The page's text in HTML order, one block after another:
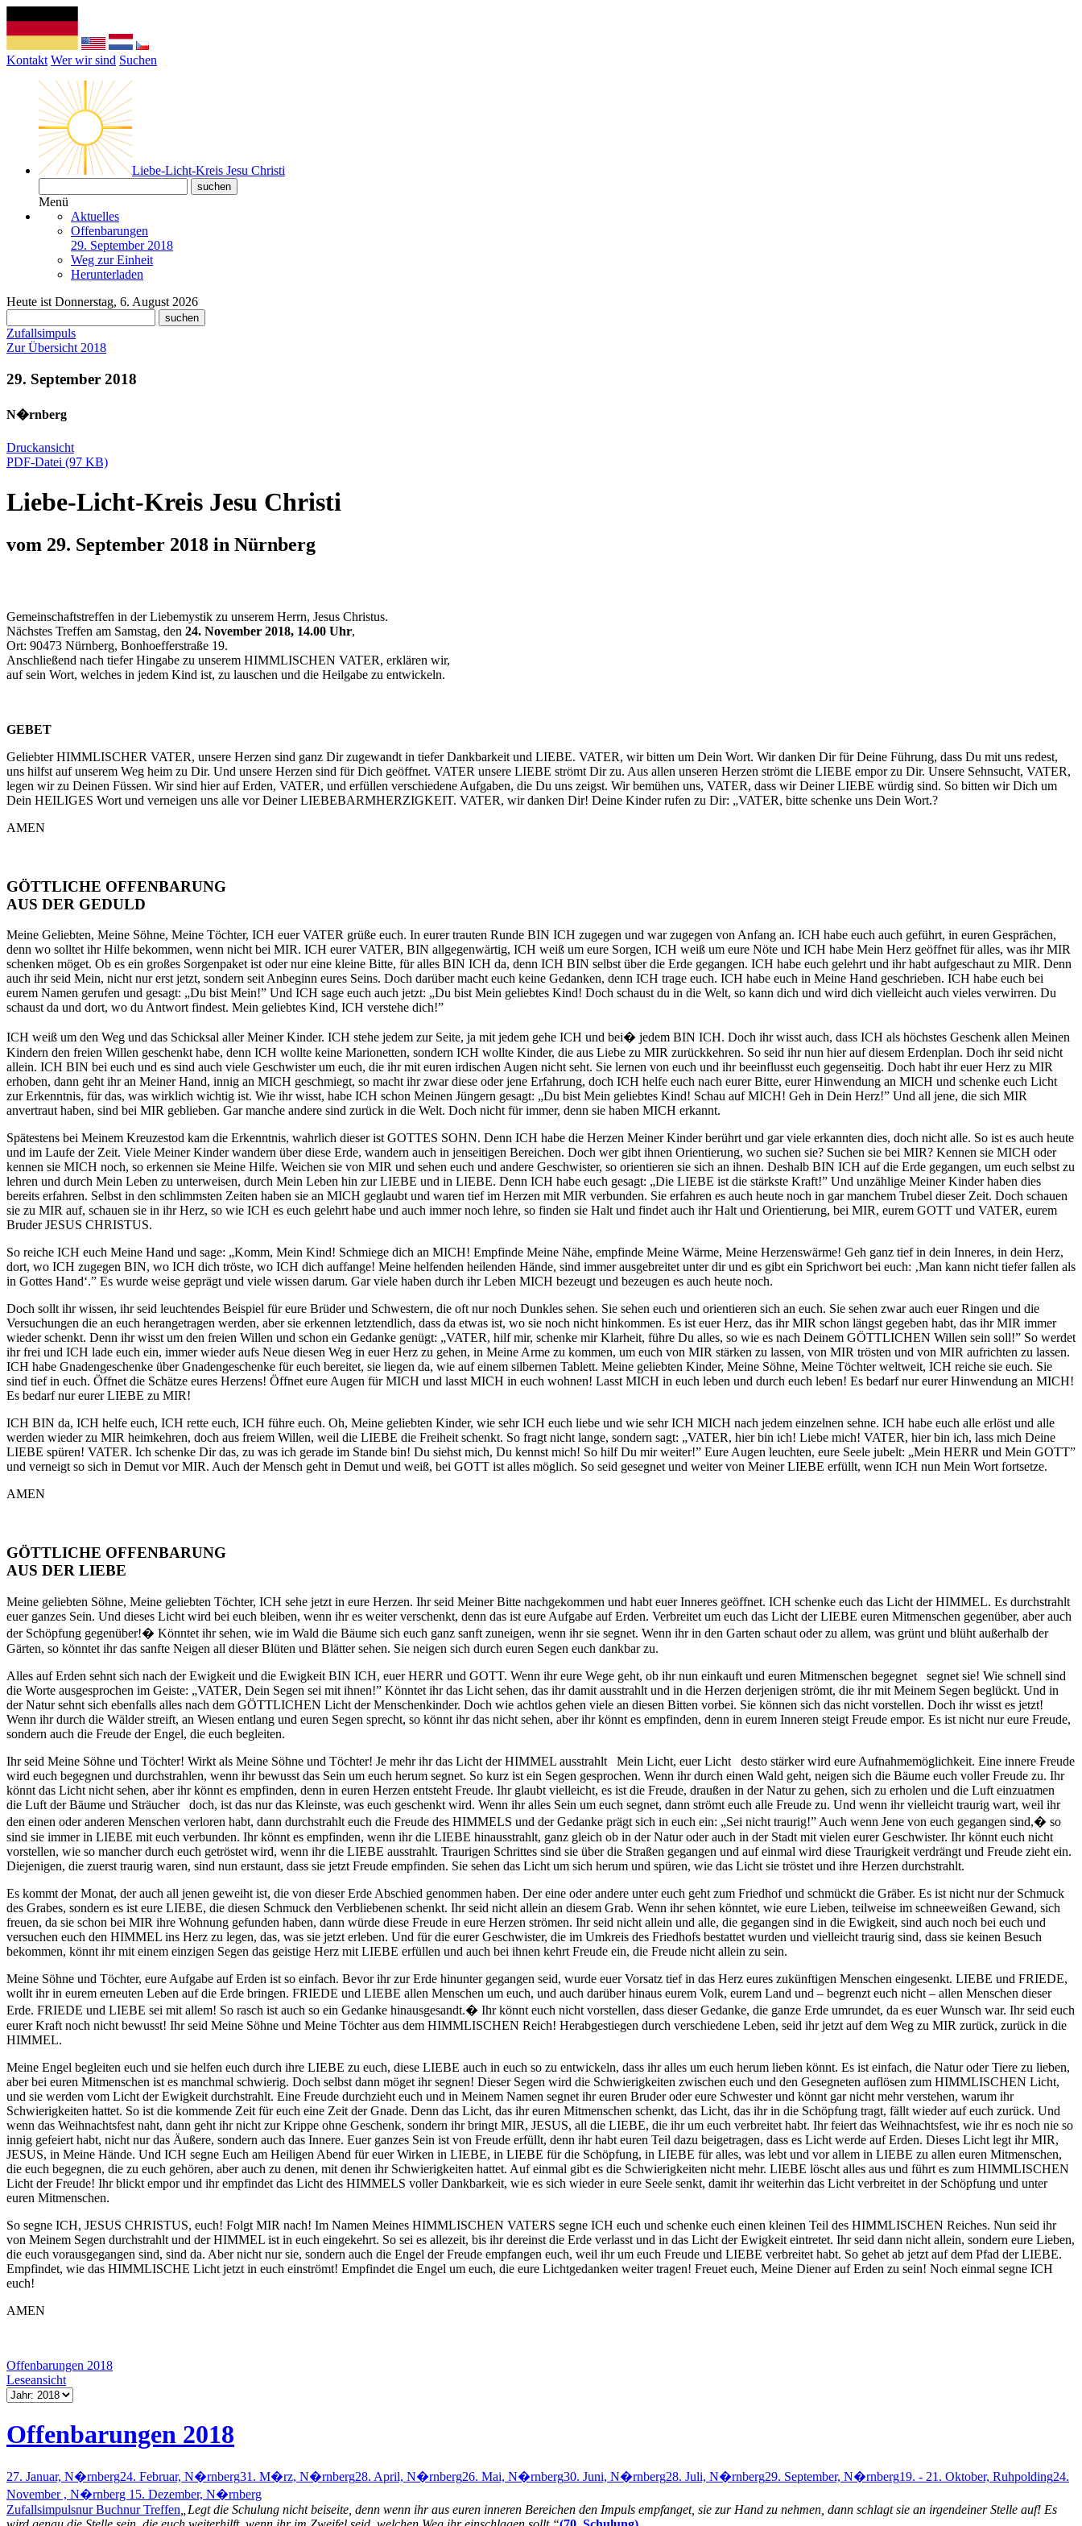
Kontakt Wer wir sind Suchen
Liebe-Licht-Kreis Jesu Christi
Menü
Aktuelles
Offenbarungen
29. September 2018
Weg zur Einheit
Herunterladen
Heute ist Donnerstag, 6. August 2026
Zufallsimpuls
Zur Übersicht 2018
29. September 2018
N�rnberg
Druckansicht
PDF-Datei (97 KB)
Liebe-Licht-Kreis Jesu Christi
vom 29. September 2018 in Nürnberg
Gemeinschaftstreffen in der Liebemystik zu unserem Herrn, Jesus Christus.
Nächstes Treffen am Samstag, den 24. November 2018, 14.00 Uhr,
Ort: 90473 Nürnberg, Bonhoefferstraße 19.
Anschließend nach tiefer Hingabe zu unserem HIMMLISCHEN VATER, erklären wir,
auf sein Wort, welches in jedem Kind ist, zu lauschen und die Heilgabe zu entwickeln.
GEBET
Geliebter HIMMLISCHER VATER, unsere Herzen sind ganz Dir zugewandt in tiefer Dankbarkeit und LIEBE. VATER, wir bitten um Dein Wort. Wir danken Dir für Deine Führung, dass Du mit uns redest,
uns hilfst auf unserem Weg heim zu Dir. Und unsere Herzen sind für Dich geöffnet. VATER unsere LIEBE strömt Dir zu. Aus allen unseren Herzen strömt die LIEBE empor zu Dir. Unsere Sehnsucht, VATER,
legen wir zu Deinen Füssen. Wir sind hier auf Erden, VATER, und erfüllen verschiedene Aufgaben, die Du uns zeigst. Wir bemühen uns, VATER, dass wir Deiner LIEBE würdig sind. So bitten wir Dich um
Dein HEILIGES Wort und verneigen uns alle vor Deiner LIEBEBARMHERZIGKEIT. VATER, wir danken Dir! Deine Kinder rufen zu Dir: „VATER, bitte schenke uns Dein Wort.?
AMEN
GÖTTLICHE OFFENBARUNG
AUS DER GEDULD
Meine Geliebten, Meine Söhne, Meine Töchter, ICH euer VATER grüße euch. In eurer trauten Runde BIN ICH zugegen und war zugegen von Anfang an. ICH habe euch auch geführt, in euren Gesprächen,
denn wo solltet ihr Hilfe bekommen, wenn nicht bei MIR. ICH eurer VATER, BIN allgegenwärtig, ICH weiß um eure Sorgen, ICH weiß um eure Nöte und ICH habe Mein Herz geöffnet für alles, was ihr MIR
schenken möget. Ob es ein großes Sorgenpaket ist oder nur eine kleine Bitte, für alles BIN ICH da, denn ICH BIN selbst über die Erde gegangen. ICH habe euch gelehrt und ihr habt aufgeschaut zu MIR. Denn
auch ihr seid Mein, nicht nur erst jetzt, sondern seit Anbeginn eures Seins. Doch darüber macht euch keine Gedanken, denn ICH trage euch. ICH habe euch in Meine Hand geschrieben. ICH habe euch bei
eurem Namen gerufen und gesagt: „Du bist Mein!” Und ICH sage euch auch jetzt: „Du bist Mein geliebtes Kind! Doch schaust du in die Welt, so kann dich und wird dich vielleicht auch vieles verwirren. Du
schaust da und dort, wo du Antwort findest. Mein geliebtes Kind, ICH verstehe dich!”
ICH weiß um den Weg und das Schicksal aller Meiner Kinder. ICH stehe jedem zur Seite, ja mit jedem gehe ICH und bei� jedem BIN ICH. Doch ihr wisst auch, dass ICH als höchstes Geschenk allen Meinen
Kindern den freien Willen geschenkt habe, denn ICH wollte keine Marionetten, sondern ICH wollte Kinder, die aus Liebe zu MIR zurückkehren. So seid ihr nun hier auf diesem Erdenplan. Doch ihr seid nicht
allein. ICH BIN bei euch und es sind auch viele Geschwister um euch, die ihr mit euren irdischen Augen nicht seht. Sie lernen von euch und ihr beeinflusst euch gegenseitig. Doch habt ihr euer Herz zu MIR
erhoben, dann geht ihr an Meiner Hand, innig an MICH geschmiegt, so macht ihr zwar diese oder jene Erfahrung, doch ICH helfe euch nach eurer Bitte, eurer Hinwendung an MICH und schenke euch Licht
zur Erkenntnis, für das, was wirklich wichtig ist. Wie ihr wisst, habe ICH schon Meinen Jüngern gesagt: „Du bist Mein geliebtes Kind! Schau auf MICH! Geh in Dein Herz!” Und all jene, die sich MIR
anvertraut haben, sind bei MIR geblieben. Gar manche andere sind zurück in die Welt. Doch nicht für immer, denn sie haben MICH erkannt.
Spätestens bei Meinem Kreuzestod kam die Erkenntnis, wahrlich dieser ist GOTTES SOHN. Denn ICH habe die Herzen Meiner Kinder berührt und gar viele erkannten dies, doch nicht alle. So ist es auch heute
und im Laufe der Zeit. Viele Meiner Kinder wandern über diese Erde, wandern auch in jenseitigen Bereichen. Doch wer gibt ihnen Orientierung, wo suchen sie? Suchen sie bei MIR? Kennen sie MICH oder
kennen sie MICH noch, so erkennen sie Meine Hilfe. Weichen sie von MIR und sehen euch und andere Geschwister, so orientieren sie sich an ihnen. Deshalb BIN ICH auf die Erde gegangen, um euch selbst zu
lehren und durch Mein Leben zu unterweisen, durch Mein Leben hin zur LIEBE und in LIEBE. Denn ICH habe euch gesagt: „Die LIEBE ist die stärkste Kraft!” Und unzählige Meiner Kinder haben dies
bereits erfahren. Selbst in den schlimmsten Zeiten haben sie an MICH geglaubt und waren tief im Herzen mit MIR verbunden. Sie erfahren es auch heute noch in gar manchem Trubel dieser Zeit. Doch schauen
sie zu MIR auf, schauen sie in ihr Herz, so wie ICH es euch gelehrt habe und auch immer noch lehre, so finden sie Halt und findet auch ihr Halt und Orientierung, bei MIR, eurem GOTT und VATER, eurem
Bruder JESUS CHRISTUS.
So reiche ICH euch Meine Hand und sage: „Komm, Mein Kind! Schmiege dich an MICH! Empfinde Meine Nähe, empfinde Meine Wärme, Meine Herzenswärme! Geh ganz tief in dein Inneres, in dein Herz,
dort, wo ICH zugegen BIN, wo ICH dich tröste, wo ICH dich auffange! Meine helfenden heilenden Hände, sind immer ausgebreitet unter dir und es gibt ein Sprichwort bei euch: ‚Man kann nicht tiefer fallen als
in Gottes Hand‘.” Es wurde weise geprägt und viele wissen darum. Gar viele haben durch ihr Leben MICH bezeugt und bezeugen es auch heute noch.
Doch sollt ihrwissen, ihr seid leuchtendes Beispiel für eure Brüder und Schwestern, die oft nur noch Dunkles sehen. Sie sehen euch und orientieren sich an euch. Sie sehen zwar auch euer Ringen und die
Versuchungen die an euch herangetragen werden, aber sie erkennen letztendlich, dass da etwas ist, wo sie noch nicht hinkommen. Es ist euer Herz, das ihr MIR schon längst gegeben habt, das ihr MIR immer
wieder schenkt. Denn ihr wisst um den freien Willen und schon ein Gedanke genügt: „VATER, hilf mir, schenke mir Klarheit, führe Du alles, so wie es nach Deinem GÖTTLICHEN Willen sein soll!” So werdet
ihr frei und ICH lade euch ein, immer wieder aufs Neue diesen Weg in euer Herz zu gehen, in Meine Arme zu kommen, um euch von MIR stärken zu lassen, von MIR trösten und von MIR aufrichten zu lassen.
ICH habe Gnadengeschenke über Gnadengeschenke für euch bereitet, sie liegen da, wie auf einem silbernen Tablett. Meine geliebten Kinder, Meine Söhne, Meine Töchter weltweit, ICH reiche sie euch. Sie
sind tief in euch. Öffnet die Schätze eures Herzens! Öffnet eure Augen für MICH und lasst MICH in euch wohnen! Lasst MICH in euch leben und durch euch leben! Es bedarf nur eurer Hinwendung an MICH!
Es bedarf nur eurer LIEBE zu MIR!
ICH BIN da, ICH helfe euch, ICH rette euch, ICH führe euch. Oh, Meine geliebten Kinder, wie sehr ICH euch liebe und wie sehr ICH MICH nach jedem einzelnen sehne. ICH habe euch alle erlöst und alle
werden wieder zu MIR heimkehren, doch aus freiem Willen, weil die LIEBE die Freiheit schenkt. So fragt nicht lange, sondern sagt: „VATER, hier bin ich! Liebe mich! VATER, hier bin ich, lass mich Deine
LIEBE spüren! VATER. Ich schenke Dir das, zu was ich gerade im Stande bin! Du siehst mich, Du kennst mich! So hilf Du mir weiter!” Eure Augen leuchten, eure Seele jubelt: „Mein HERR und Mein GOTT”
und verneigt so sich in Demut vor MIR. Auch der Mensch geht in Demut und weiß, bei GOTT ist alles möglich. So seid gesegnet und weiter von Meiner LIEBE erfüllt, wenn ICH nun Mein Wort fortsetze.
AMEN
GÖTTLICHE OFFENBARUNG
AUS DER LIEBE
Meine geliebten Söhne, Meine geliebten Töchter, ICH sehe jetzt in eure Herzen. Ihr seid Meiner Bitte nachgekommen und habt euer Inneres geöffnet. ICH schenke euch das Licht der HIMMEL. Es durchstrahlt
euer ganzes Sein. Und dieses Licht wird bei euch bleiben, wenn ihr es weiter verschenkt, denn das ist eure Aufgabe auf Erden. Verbreitet um euch das Licht der LIEBE euren Mitmenschen gegenüber, aber auch
der Schöpfung gegenüber!� Könntet ihr sehen, wie im Wald die Bäume sich euch ganz sanft zuneigen, wenn ihr sie segnet. Wenn ihr in den Garten schaut oder zu allem, was grünt und blüht außerhalb der
Gärten, so könntet ihr das sanfte Neigen all dieser Blüten und Blätter sehen. Sie neigen sich durch euren Segen euch dankbar zu.
Alles auf Erden sehnt sich nach der Ewigkeit und die Ewigkeit BIN ICH, euer HERR und GOTT. Wenn ihr eure Wege geht, ob ihr nun einkauft und euren Mitmenschen begegnet segnet sie! Wie schnell sind
die Worte ausgesprochen im Geiste: „VATER, Dein Segen sei mit ihnen!” Könntet ihr das Licht sehen, das ihr damit ausstrahlt und in die Herzen derjenigen strömt, die ihr mit Meinem Segen beglückt. Und in
der Natur sehnt sich ebenfalls alles nach dem GÖTTLICHEN Licht der Menschenkinder. Doch wie achtlos gehen viele an diesen Bitten vorbei. Sie können sich das nicht vorstellen. Doch ihr wisst es jetzt!
Wenn ihr durch die Wälder streift, an Wiesen entlang und euren Segen sprecht, so könnt ihr das nicht sehen, aber ihr könnt es empfinden, denn in eurem Inneren steigt Freude empor. Es ist nicht nur eure Freude,
sondern auch die Freude der Engel, die euch begleiten.
Ihr seid Meine Söhne und Töchter! Wirkt als Meine Söhne und Töchter! Je mehr ihr das Licht der HIMMEL ausstrahlt Mein Licht, euer Licht desto stärker wird eure Aufnahmemöglichkeit. Eine innere Freude
wird euch begegnen und durchstrahlen, wenn ihr bewusst das Sein um euch herum segnet. So kurz ist ein Segen gesprochen. Wenn ihr durch einen Wald geht, neigen sich die Bäume euch voller Freude zu. Ihr
könnt das Licht nicht sehen, aber ihr könnt es empfinden, denn in euren Herzen entsteht Freude. Ihr glaubt vielleicht, es ist die Freude, draußen in der Natur zu gehen, sich zu erholen und die Luft einzuatmen
die Luft der Bäume und Sträucher doch, ist das nur das Kleinste, was euch geschenkt wird. Wenn ihr alles Sein um euch segnet, dann strömt euch alle Freude zu. Und wenn ihr vielleicht traurig wart, weil ihr
den einen oder anderen Menschen verloren habt, dann durchstrahlt euch die Freude des HIMMELS und der Gedanke prägt sich in euch ein: „Sei nicht traurig!” Auch wenn Jene von euch gegangen sind,� so
sind sie immer in LIEBE mit euch verbunden. Ihr könnt es empfinden, wenn ihr die LIEBE hinausstrahlt, ganz gleich ob in der Natur oder auch in der Stadt mit vielen eurer Geschwister. Ihr könnt euch nicht
vorstellen, wie so mancher durch euch getröstet wird, wenn ihr die LIEBE ausstrahlt. Traurigen Schrittes sind sie über die Straßen gegangen und auf einmal wird diese Traurigkeit verdrängt und Freude zieht ein.
Diejenigen, die zuerst traurig waren, sind nun erstaunt, dass sie jetzt Freude empfinden. Sie sehen das Licht um sich herum und spüren, wie das Licht sie tröstet und ihre Herzen durchstrahlt.
Es kommt der Monat, der auch all jenen geweiht ist, die von dieser Erde Abschied genommen haben. Der eine oder andere unter euch geht zum Friedhof und schmückt die Gräber. Es ist nicht nur der Schmuck
des Grabes, sondern es ist eure LIEBE, die diesen Schmuck den Verbliebenen schenkt. Ihr seid nicht allein an diesem Grab. Wenn ihr sehen könntet, wie eure Lieben, teilweise im schneeweißen Gewand, sich
freuen, da sie schon bei MIR ihre Wohnung gefunden haben, dann würde diese Freude in eure Herzen strömen. Ihr seid nicht allein und alle, die gegangen sind in die Ewigkeit, sind auch noch bei euch und
versuchen euch den HIMMEL ins Herz zu legen, das, was sie jetzt erleben. Und für die eurer Geschwister, die im Umkreis des Friedhofs bestattet wurden und vielleicht traurig sind, dass sie keinen Besuch
bekommen, könnt ihr mit einem einzigen Segen das geistige Herz mit LIEBE erfüllen und auch bei ihnen kehrt Freude ein, die Freude nicht allein zu sein.
Meine Söhne und Töchter, eure Aufgabe auf Erden ist so einfach. Bevor ihr zur Erde hinunter gegangen seid, wurde euer Vorsatz tief in das Herz eures zukünftigen Menschen eingesenkt. LIEBE und FRIEDE,
wollt ihr in eurem erneuten Leben auf die Erde bringen. FRIEDE und LIEBE allen Menschen um euch, und auch darüber hinaus eurem Volk, eurem Land und – begrenzt euch nicht – allen Menschen dieser
Erde. FRIEDE und LIEBE sei mit allem! So rasch ist auch so ein Gedanke hinausgesandt.� Ihr könnt euch nicht vorstellen, dass dieser Gedanke, die ganze Erde umrundet, da es euer Wunsch war. Ihr seid euch
eurer Kraft noch nicht bewusst! Ihr seid Meine Söhne und Meine Töchter aus dem HIMMLISCHEN Reich! Herabgestiegen durch verschiedene Leben, seid ihr jetzt auf dem Weg zu MIR zurück, zurück in die
HIMMEL.
Meine Engel begleiten euch und sie helfen euch durch ihre LIEBE zu euch, diese LIEBE auch in euch so zu entwickeln, dass ihr alles um euch herum lieben könnt. Es ist einfach, die Natur oder Tiere zu lieben,
aber bei euren Mitmenschen ist es manchmal schwierig. Doch selbst dann möget ihr segnen! Dieser Segen wird die Schwierigkeiten zwischen euch und den Gesegneten auflösen zum HIMMLISCHEN Licht,
und sie werden vom Licht der Ewigkeit durchstrahlt. Eine Freude durchzieht euch und in Meinem Namen segnet ihr euren Bruder oder eure Schwester und könnt gar nicht mehr verstehen, warum ihr
Schwierigkeiten hattet. So ist die kommende Zeit für euch eine Zeit der Gnade. Denn das Licht, das ihr euren Mitmenschen schenkt, das Licht, das ihr in die Schöpfung tragt, fällt wieder auf euch zurück. Und
wenn das Weihnachtsfest naht, dann geht ihr nicht zur Krippe ohne Geschenk, sondern ihr bringt MIR, JESUS, all die LIEBE, die ihr um euch verbreitet habt. Ihr feiert das Weihnachtsfest, wie ihr es noch nie so
innig gefeiert habt, nicht nur das Äußere, sondern auch das Innere. Euer ganzes Sein ist von Freude erfüllt, denn ihr habt euren Teil dazu beigetragen, dass es Licht werde auf Erden. Dieses Licht legt ihr MIR,
JESUS, in Meine Hände. Und ICH segne Euch am Heiligen Abend für euer Wirken in LIEBE, in LIEBE für die Schöpfung, in LIEBE für alles, was lebt und vor allem in LIEBE zu allen euren Mitmenschen,
die euch begegnen, die zu euch gehören, aber auch zu denen, mit denen ihr Schwierigkeiten hattet. Auf einmal gibt es die Schwierigkeiten nicht mehr. LIEBE löscht alles aus und führt es zum HIMMLISCHEN
Licht der Freude! Ihr blickt empor und ihr empfindet das Licht des HIMMELS voller Dankbarkeit, wie es sich wieder in eure Seele senkt, damit ihr weiterhin das Licht verbreitet in der Schöpfung und unter
euren Mitmenschen.
So segne ICH, JESUS CHRISTUS, euch! Folgt MIR nach! Im Namen Meines HIMMLISCHEN VATERS segne ICH euch und schenke euch einen kleinen Teil des HIMMLISCHEN Reiches. Nun seid ihr
von Meinem Segen durchstrahlt und der HIMMEL ist in euch eingekehrt. So sei es allezeit, bis ihr dereinst die Erde verlasst und in das Licht der Ewigkeit eintretet. Ihr seid dann nicht allein, sondern eure Lieben,
die euch vorausgegangen sind, sind da. Aber nicht nur sie, sondern auch die Engel der Freude empfangen euch, weil ihr um euch Freude und LIEBE verbreitet habt. So gehet ab jetzt auf dem Pfad der LIEBE.
Empfindet, wie das HIMMLISCHE Licht jetzt in euch einströmt! Empfindet die Engel um euch, die eure Lichtgedanken weiter tragen! Freuet euch, Meine Diener auf Erden zu sein! Noch einmal segne ICH
euch!
AMEN
Offenbarungen 2018
Leseansicht
Offenbarungen 2018
27. Januar, N�rnberg24. Februar, N�rnberg31. M�rz, N�rnberg28. April, N�rnberg26. Mai, N�rnberg30. Juni, N�rnberg28. Juli, N�rnberg29. September, N�rnberg19. - 21. Oktober, Ruhpolding24.
November , N�rnberg 15. Dezember, N�rnberg
Zufallsimpulsnur Buchnur Treffen „Legt die Schulung nicht beiseite, denn wenn ihr aus euren inneren Bereichen den Impuls empfanget, sie zur Hand zu nehmen, dann schlagt sie an irgendeiner Stelle auf! Es